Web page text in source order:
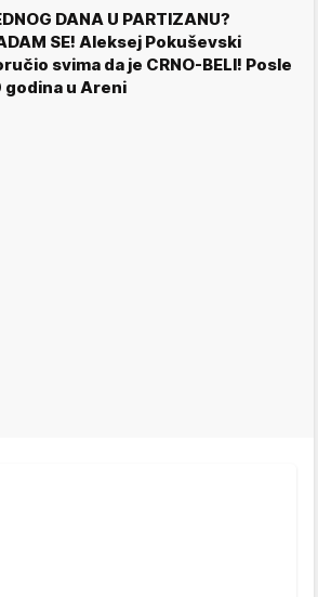
DANA U PARTIZANU?
SE! Aleksej Pokuševski
svima da je CRNO-BELI! Posle
godina u Areni